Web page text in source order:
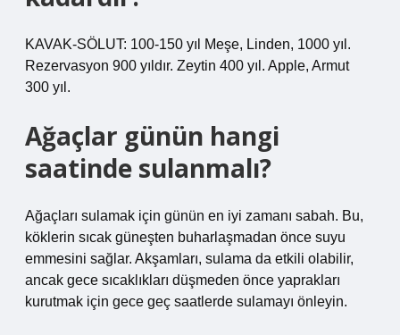
KAVAK-SÖLUT: 100-150 yıl Meşe, Linden, 1000 yıl.
Rezervasyon 900 yıldır. Zeytin 400 yıl. Apple, Armut
300 yıl.
Ağaçlar günün hangi
saatinde sulanmalı?
Ağaçları sulamak için günün en iyi zamanı sabah. Bu,
köklerin sıcak güneşten buharlaşmadan önce suyu
emmesini sağlar. Akşamları, sulama da etkili olabilir,
ancak gece sıcaklıkları düşmeden önce yaprakları
kurutmak için gece geç saatlerde sulamayı önleyin.